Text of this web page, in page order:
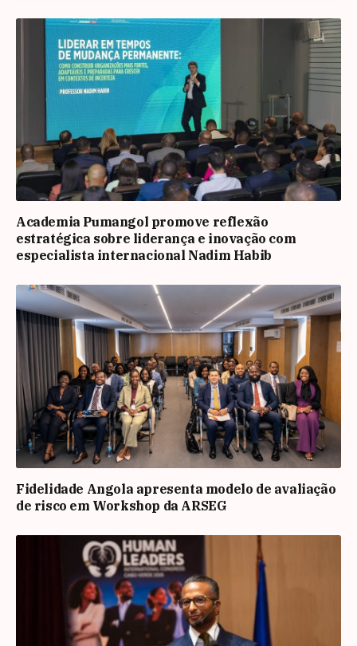
Academia Pumangol promove reflexão
estratégica sobre liderança e inovação com
especialista internacional Nadim Habib
Fidelidade Angola apresenta modelo de avaliação
de risco em Workshop da ARSEG